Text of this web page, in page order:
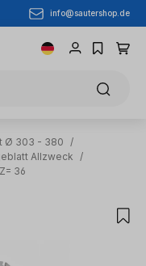
info@sautershop.de
Ø 303 - 380
/
Allzweck
/
36